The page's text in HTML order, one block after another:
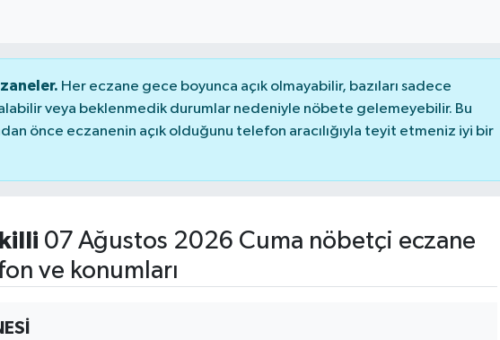
Her eczane gece boyunca açık olmayabilir, bazıları sadece
veya beklenmedik durumlar nedeniyle nöbete gelemeyebilir. Bu
önce eczanenin açık olduğunu telefon aracılığıyla teyit etmeniz iyi bir
07 Ağustos 2026 Cuma nöbetçi eczane
ve konumları